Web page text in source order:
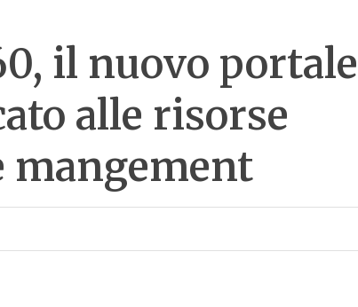
il nuovo portale
alle risorse
mangement